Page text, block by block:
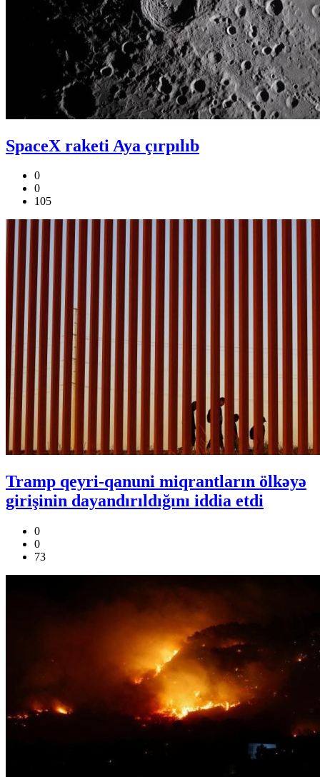
SpaceX raketi Aya çırpılıb
0
0
105
Tramp qeyri-qanuni miqrantların ölkəyə
girişinin dayandırıldığını iddia etdi
0
0
73